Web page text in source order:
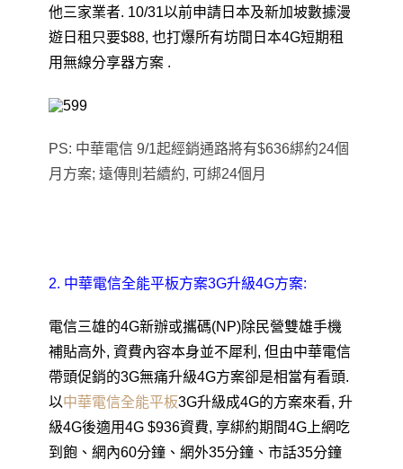
他三家業者. 10/31以前申請 日本及新加坡數據漫
遊日租只要$88, 也打爆所有坊間日本4G短期租
用無線分享器方案 .
PS: 中華電信 9/1起經銷通路將有$636綁約24個
月方案; 遠傳則若續約, 可綁24個月
2. 中華電信全能平板方案3G升級4G方案:
電信三雄的4G新辦或攜碼(NP)除民營雙雄手機
補貼高外, 資費內容本身並不犀利 , 但由中華電信
帶頭促銷的3G無痛升級4G方案卻是相當有看頭.
以中華電信全能平板3G升級成4G的方案來看, 升
級4G後適用4G $936資費, 享綁約期間4G 上網吃
到飽、網內60分鐘、網外35分鐘、市話35分鐘